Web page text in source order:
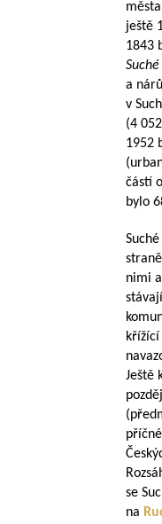
ještě
1843
a
v
(4
1952
částí
bylo
nimi a
křížící
Ještě
se
na